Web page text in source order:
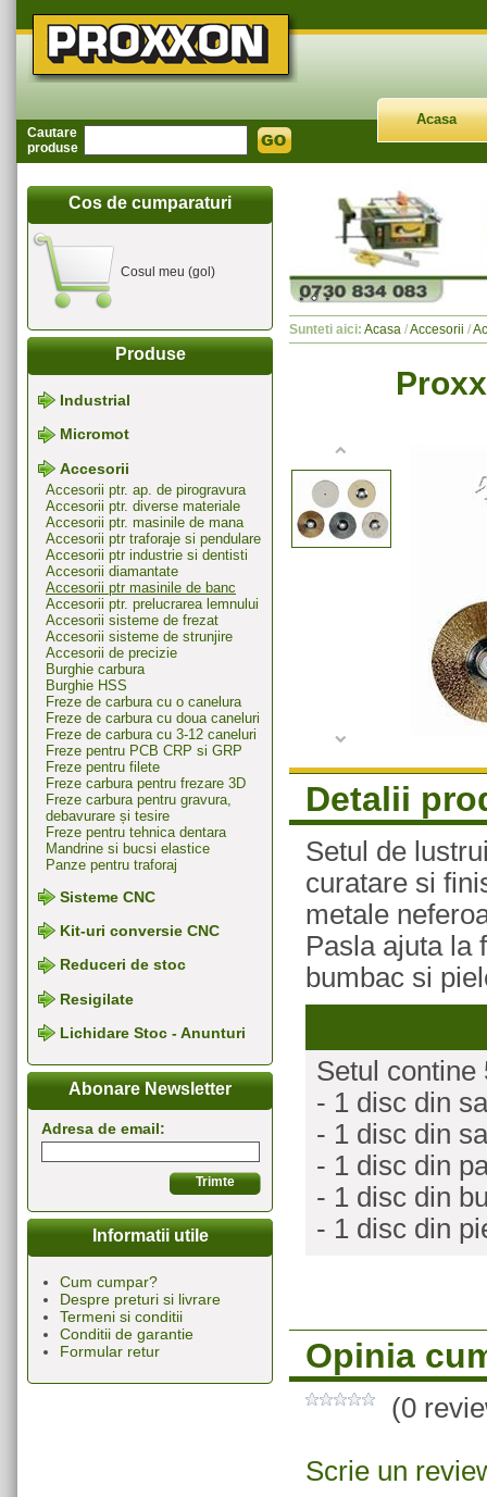
Cautare
produse
Acasa
Cos de cumparaturi
Cosul meu (gol)
Produse
Industrial
Micromot
Accesorii
Accesorii ptr. ap. de pirogravura
Accesorii ptr. diverse materiale
Accesorii ptr. masinile de mana
Accesorii ptr traforaje si pendulare
Accesorii ptr industrie si dentisti
Accesorii diamantate
Accesorii ptr masinile de banc
Accesorii ptr. prelucrarea lemnului
Accesorii sisteme de frezat
Accesorii sisteme de strunjire
Accesorii de precizie
Burghie carbura
Burghie HSS
Freze de carbura cu o canelura
Freze de carbura cu doua caneluri
Freze de carbura cu 3-12 caneluri
Freze pentru PCB CRP si GRP
Freze pentru filete
Freze carbura pentru frezare 3D
Freze carbura pentru gravura,
debavurare și tesire
Freze pentru tehnica dentara
Mandrine si bucsi elastice
Panze pentru traforaj
Sisteme CNC
Kit-uri conversie CNC
Reduceri de stoc
Resigilate
Lichidare Stoc - Anunturi
Abonare Newsletter
Adresa de email:
Informatii utile
Cum cumpar?
Despre preturi si livrare
Termeni si conditii
Conditii de garantie
Formular retur
Sunteti aici: Acasa /Accesorii /
Detalii
Setul de
curatare si
metale
Pasla ajuta la
bumbac si
Setul contine
- 1 disc din
- 1 disc din
- 1 disc din
- 1 disc din
- 1 disc din
Opinia
(0
Scrie un